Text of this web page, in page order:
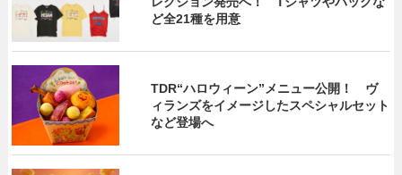
ど全21種を用意
TDR“ハロウィーン”メニュー公開！ ヴ
ィランズをイメージしたスペシャルセット
など登場へ